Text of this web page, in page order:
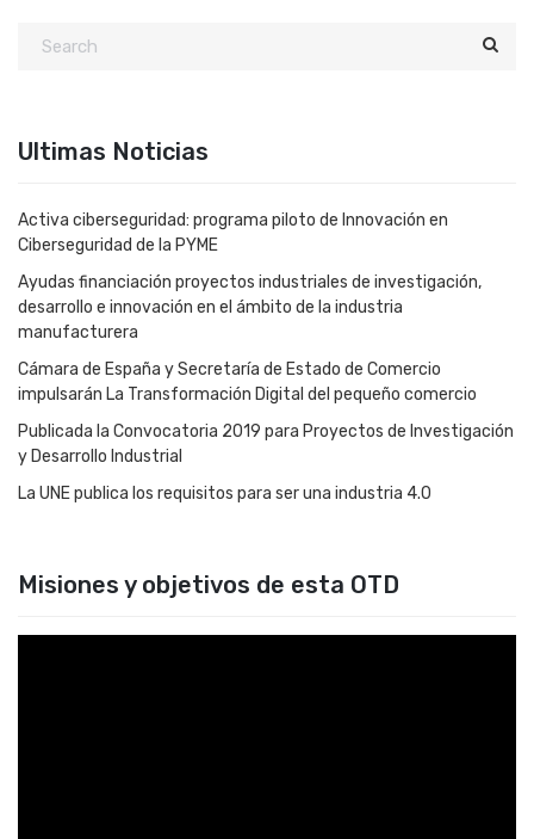
Ultimas Noticias
Activa ciberseguridad: programa piloto de Innovación en
Ciberseguridad de la PYME
Ayudas financiación proyectos industriales de investigación,
desarrollo e innovación en el ámbito de la industria
manufacturera
Cámara de España y Secretaría de Estado de Comercio
impulsarán La Transformación Digital del pequeño comercio
Publicada la Convocatoria 2019 para Proyectos de Investigación
y Desarrollo Industrial
La UNE publica los requisitos para ser una industria 4.0
Misiones y objetivos de esta OTD